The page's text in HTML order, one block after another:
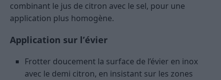
combinant le jus de citron avec le sel, pour une
application plus homogène.
Application sur l’évier
Frotter doucement la surface de l’évier en inox
avec le demi citron, en insistant sur les zones